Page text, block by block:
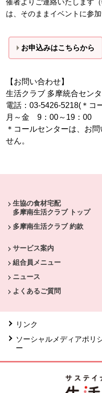
催者よりご連絡いたします
は、そのままイベントに参加
お申込みはこちらから
【お問い合わせ】
生活クラブ 多摩統合セン
電話：03-5426-5218(＊コ
月～金 9：00～19：00
＊コールセンターは、お
せん。
生協の食材宅配
多摩南生活クラブ トップ
多摩南生活クラブ 約款
サービス案内
組合員メニュー
ニュース
よくあるご質問
リンク
ソーシャルメディアポリ
ー